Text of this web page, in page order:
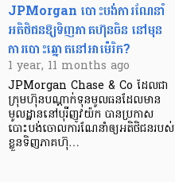
JPMorgan បោះបង់ការណែនាំ
អតិថិជនឱ្យទិញភាគហ៊ុនចិន នៅមុន
ការបោះឆ្នោតនៅអាម៉េរិក?
1 year, 11 months ago
JPMorgan Chase & Co ដែលជា
ក្រុមហ៊ុនបណ្តាក់ទុនមូលធនដែលមាន
មូលដ្ឋាននៅបុរីញូវយ៉ក បានប្រកាស
បោះបង់ចោលការណែនាំឲ្យអតិថិជនរបស់
ខ្លួនទិញភាគហ៊ុ…